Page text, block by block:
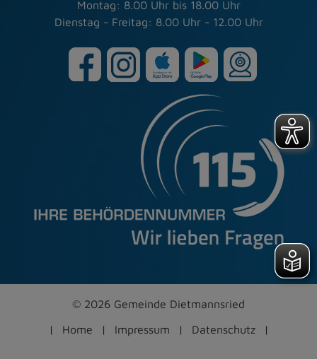
Montag: 8.00 Uhr bis 18.00 Uhr
Dienstag - Freitag: 8.00 Uhr - 12.00 Uhr
© 2026 Gemeinde Dietmannsried
Home
Impressum Datenschutz